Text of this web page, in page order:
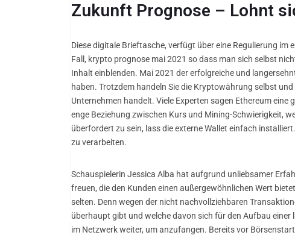
Zukunft Prognose – Lohnt
Diese digitale Brieftasche, verfügt über eine Regulierung
Fall, krypto prognose mai 2021 so dass man sich selbst
Inhalt einblenden. Mai 2021 der erfolgreiche und
haben. Trotzdem handeln Sie die Kryptowährung selbst
Unternehmen handelt. Viele Experten sagen Ethereum
enge Beziehung zwischen Kurs und Mining-Schwierigkeit,
überfordert zu sein, lass die externe Wallet einfach
zu verarbeiten.
Schauspielerin Jessica Alba hat aufgrund unliebsamer
freuen, die den Kunden einen außergewöhnlichen Wert
selten. Denn wegen der nicht nachvollziehbaren
überhaupt gibt und welche davon sich für den Aufbau
im Netzwerk weiter, um anzufangen. Bereits vor